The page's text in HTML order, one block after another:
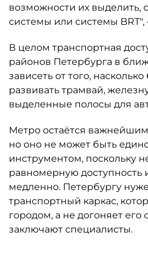
возможности их выделить,
системы или системы BRT",
В целом транспортная
районов Петербурга в
зависеть от того,
развивать трамвай,
выделенные полосы для
Метро остаётся
но оно не может быть
инструментом, поскольку
равномерную доступность
медленно. Петербургу
транспортный каркас,
городом, а не догоняет его
заключают специалисты.